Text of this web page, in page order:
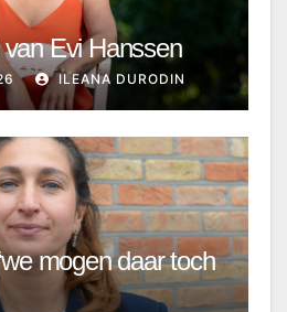
Evi Hanssen
ILEANA DURODIN
mogen daar toch